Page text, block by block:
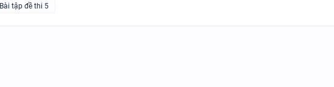
Bài tập đề thi 5